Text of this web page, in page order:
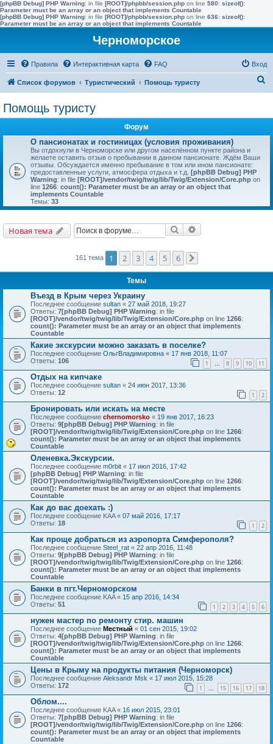
[phpBB Debug] PHP Warning: in file [ROOT]/phpbb/session.php on line 580: sizeof():
Parameter must be an array or an object that implements Countable
[phpBB Debug] PHP Warning: in file [ROOT]/phpbb/session.php on line 636: sizeof():
Parameter must be an array or an object that implements Countable
Черноморское
Правила Интерактивная карта FAQ Вход
Список форумов Туристический Помощь туристу
Помощь туристу
Форум
О пансионатах и гостиницах (условия проживания)
Вы отдохнули в Черноморске или другом населённом пункте района и
желаете оставить отзыв о пребывании в данном пансионате. Ждём Ваши
отзывы. Обсуждается именно пребывание в том или ином пансионате:
предоставленные услуги, атмосфера отдыха и т.д. [phpBB Debug] PHP
Warning: in file [ROOT]/vendor/twig/twig/lib/Twig/Extension/Core.php on
line 1266: count(): Parameter must be an array or an object that
implements Countable
Темы: 33
Новая тема Поиск
161 тема 1 2 3 4 5 6
Темы
Въезд в Крым через Украину
Последнее сообщение sultan « 27 май 2018, 19:27
Ответы: 7[phpBB Debug] PHP Warning: in file
[ROOT]/vendor/twig/twig/lib/Twig/Extension/Core.php on line 1266:
count(): Parameter must be an array or an object that implements
Countable
Какие экскурсии можно заказать в поселке?
Последнее сообщение ОльгВладимировна « 17 янв 2018, 11:07
Ответы: 106 1 … 8 9 10 11
Отдых на кипчаке
Последнее сообщение sultan « 24 июн 2017, 13:36
Ответы: 12 1 2
Бронировать или искать на месте
Последнее сообщение chernomorsko « 19 янв 2017, 16:23
Ответы: 9[phpBB Debug] PHP Warning: in file
[ROOT]/vendor/twig/twig/lib/Twig/Extension/Core.php on line 1266:
count(): Parameter must be an array or an object that implements
Countable
Оленевка.Экскурсии.
Последнее сообщение m0rbit « 17 июл 2016, 17:42
[phpBB Debug] PHP Warning: in file
[ROOT]/vendor/twig/twig/lib/Twig/Extension/Core.php on line 1266:
count(): Parameter must be an array or an object that implements
Countable
Как до вас доехать :)
Последнее сообщение KAA« 07 май 2016, 17:17
Ответы: 18 1 2
Как проще добраться из аэропорта Симферополя?
Последнее сообщение Steel_rat « 22 апр 2016, 11:48
Ответы: 9[phpBB Debug] PHP Warning: in file
[ROOT]/vendor/twig/twig/lib/Twig/Extension/Core.php on line 1266:
count(): Parameter must be an array or an object that implements
Countable
Банки в пгт.Черноморском
Последнее сообщение KAA« 15 апр 2016, 14:34
Ответы: 51 1 2 3 4 5 6
нужен мастер по ремонту стир. машин
Последнее сообщение Местный « 01 сен 2015, 19:02
Ответы: 4[phpBB Debug] PHP Warning: in file
[ROOT]/vendor/twig/twig/lib/Twig/Extension/Core.php on line 1266:
count(): Parameter must be an array or an object that implements
Countable
Цены в Крыму на продукты питания (Черноморск)
Последнее сообщение Aleksandr Msk « 17 июл 2015, 15:28
Ответы: 172 1 … 15 16 17 18
Облом....
Последнее сообщение KAA« 16 июл 2015, 23:01
Ответы: 7[phpBB Debug] PHP Warning: in file
[ROOT]/vendor/twig/twig/lib/Twig/Extension/Core.php on line 1266:
count(): Parameter must be an array or an object that implements
Countable